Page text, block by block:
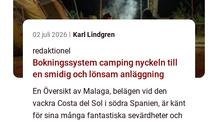
02 juli 2026 Karl Lindgren
redaktionel
Bokningssystem camping nyckeln till
en smidig och lönsam anläggning
En Översikt av Malaga, belägen vid den
vackra Costa del Sol i södra Spanien, är känt
för sina många fantastiska sevärdheter och